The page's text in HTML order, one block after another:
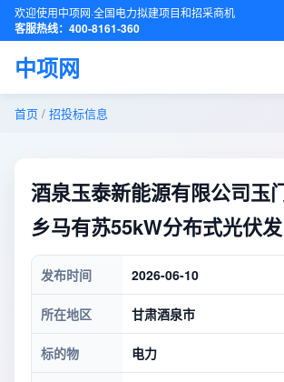
欢迎使用中项网·全国电力拟建项目和招采商机
客服热线：400-8161-360
中项网
首页 / 招投标信息
酒泉玉泰新能源有限公司玉
乡马有苏55kW分布式光伏
发布时间 2026-06-10
所在地区 甘肃酒泉市
标的物 电力